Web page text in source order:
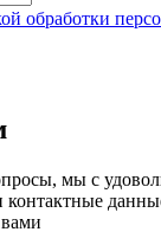
обработки
мы с
контактные